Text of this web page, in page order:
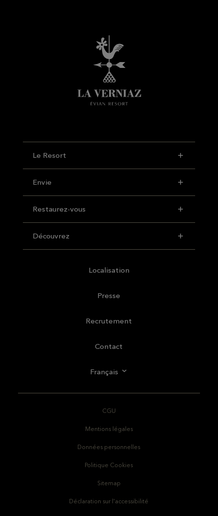
Le Resort
Envie
Restaurez-vous
Découvrez
Localisation
Presse
Recrutement
Contact
Français
CGU
Mentions légales
Données personnelles
Politique Cookies
Sitemap
Déclaration sur l'accessibilité